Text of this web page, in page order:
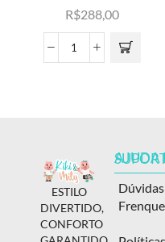
R$288,00
ESTILO
DIVERTIDO,
CONFORTO
AJUDA E
Dúvidas